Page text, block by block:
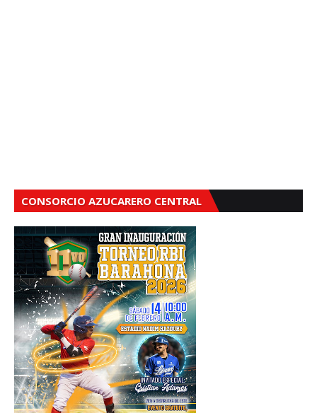
CONSORCIO AZUCARERO CENTRAL